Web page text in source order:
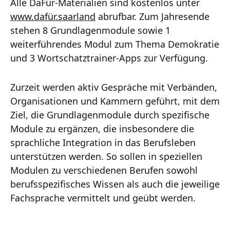
Alle DaFür-Materialien sind kostenlos unter
www.dafür.saarland abrufbar. Zum Jahresende
stehen 8 Grundlagenmodule sowie 1
weiterführendes Modul zum Thema Demokratie
und 3 Wortschatztrainer-Apps zur Verfügung.
Zurzeit werden aktiv Gespräche mit Verbänden,
Organisationen und Kammern geführt, mit dem
Ziel, die Grundlagenmodule durch spezifische
Module zu ergänzen, die insbesondere die
sprachliche Integration in das Berufsleben
unterstützen werden. So sollen in speziellen
Modulen zu verschiedenen Berufen sowohl
berufsspezifisches Wissen als auch die jeweilige
Fachsprache vermittelt und geübt werden.